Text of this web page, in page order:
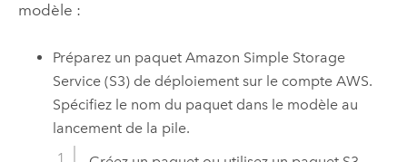
modèle :
Préparez un paquetAmazon Simple Storage
Service (S3) de déploiement sur le compteAWS.
Spécifiez le nom du paquet dans le modèle au
lancement de la pile.